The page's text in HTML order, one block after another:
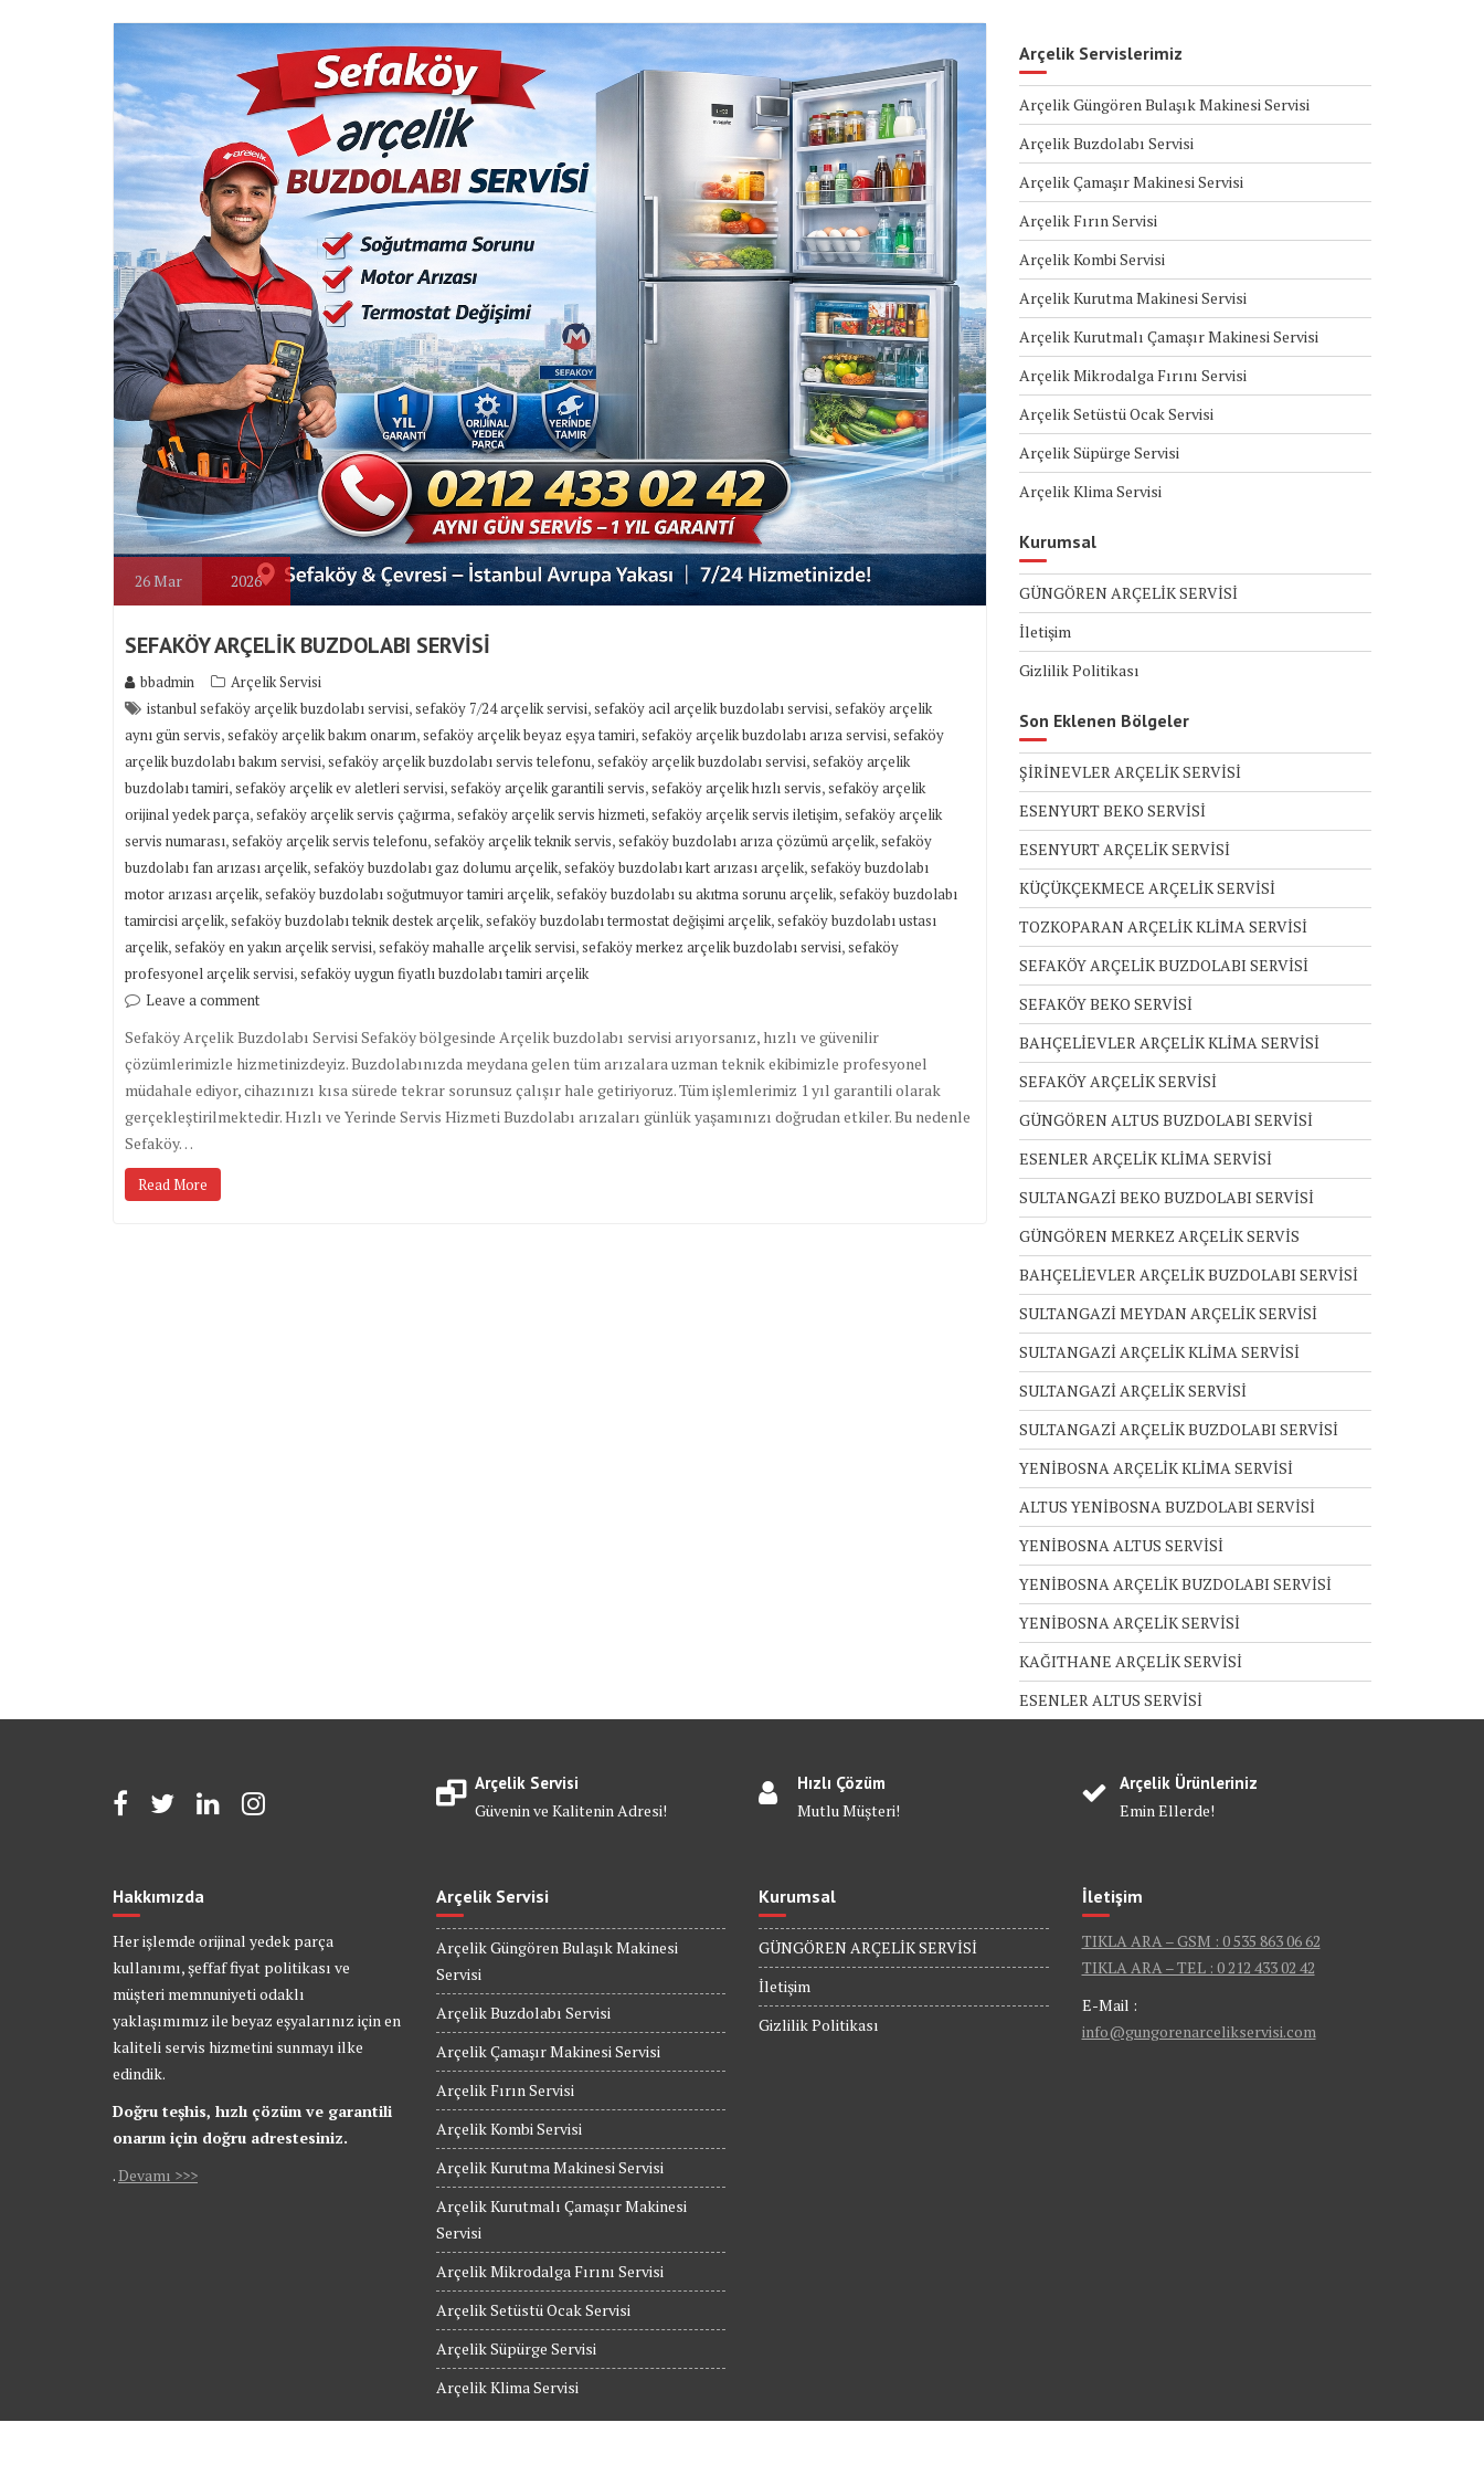
26Mar 2026
SEFAKÖY ARÇELİK BUZDOLABI SERVİSİ
bbadmin
Arçelik Servisi
istanbul sefaköy arçelik buzdolabı servisi,sefaköy 7/24 arçelik servisi,sefaköy acil arçelik buzdolabı servisi,sefaköy arçelik
aynı gün servis,sefaköy arçelik bakım onarım,sefaköy arçelik beyaz eşya tamiri,sefaköy arçelik buzdolabı arıza servisi,sefaköy
arçelik buzdolabı bakım servisi,sefaköy arçelik buzdolabı servis telefonu,sefaköy arçelik buzdolabı servisi,sefaköy arçelik
buzdolabı tamiri,sefaköy arçelik ev aletleri servisi,sefaköy arçelik garantili servis,sefaköy arçelik hızlı servis,sefaköy arçelik
orijinal yedek parça,sefaköy arçelik servis çağırma,sefaköy arçelik servis hizmeti,sefaköy arçelik servis iletişim,sefaköy arçelik
servis numarası,sefaköy arçelik servis telefonu,sefaköy arçelik teknik servis,sefaköy buzdolabı arıza çözümü arçelik,sefaköy
buzdolabı fan arızası arçelik,sefaköy buzdolabı gaz dolumu arçelik,sefaköy buzdolabı kart arızası arçelik,sefaköy buzdolabı
motor arızası arçelik,sefaköy buzdolabı soğutmuyor tamiri arçelik,sefaköy buzdolabı su akıtma sorunu arçelik,sefaköy buzdolabı
tamircisi arçelik,sefaköy buzdolabı teknik destek arçelik,sefaköy buzdolabı termostat değişimi arçelik,sefaköy buzdolabı ustası
arçelik,sefaköy en yakın arçelik servisi,sefaköy mahalle arçelik servisi,sefaköy merkez arçelik buzdolabı servisi,sefaköy
profesyonel arçelik servisi,sefaköy uygun fiyatlı buzdolabı tamiri arçelik
Leave a comment
Sefaköy Arçelik Buzdolabı Servisi Sefaköy bölgesinde Arçelik buzdolabı servisi arıyorsanız, hızlı ve güvenilir
çözümlerimizle hizmetinizdeyiz. Buzdolabınızda meydana gelen tüm arızalara uzman teknik ekibimizle profesyonel
müdahale ediyor, cihazınızı kısa sürede tekrar sorunsuz çalışır hale getiriyoruz. Tüm işlemlerimiz 1 yıl garantili olarak
gerçekleştirilmektedir. Hızlı ve Yerinde Servis Hizmeti Buzdolabı arızaları günlük yaşamınızı doğrudan etkiler. Bu nedenle
Sefaköy…
Read More
Arçelik Servislerimiz
Arçelik Güngören Bulaşık Makinesi Servisi
Arçelik Buzdolabı Servisi
Arçelik Çamaşır Makinesi Servisi
Arçelik Fırın Servisi
Arçelik Kombi Servisi
Arçelik Kurutma Makinesi Servisi
Arçelik Kurutmalı Çamaşır Makinesi Servisi
Arçelik Mikrodalga Fırını Servisi
Arçelik Setüstü Ocak Servisi
Arçelik Süpürge Servisi
Arçelik Klima Servisi
Kurumsal
GÜNGÖREN ARÇELİK SERVİSİ
İletişim
Gizlilik Politikası
Son Eklenen Bölgeler
ŞİRİNEVLER ARÇELİK SERVİSİ
ESENYURT BEKO SERVİSİ
ESENYURT ARÇELİK SERVİSİ
KÜÇÜKÇEKMECE ARÇELİK SERVİSİ
TOZKOPARAN ARÇELİK KLİMA SERVİSİ
SEFAKÖY ARÇELİK BUZDOLABI SERVİSİ
SEFAKÖY BEKO SERVİSİ
BAHÇELİEVLER ARÇELİK KLİMA SERVİSİ
SEFAKÖY ARÇELİK SERVİSİ
GÜNGÖREN ALTUS BUZDOLABI SERVİSİ
ESENLER ARÇELİK KLİMA SERVİSİ
SULTANGAZİ BEKO BUZDOLABI SERVİSİ
GÜNGÖREN MERKEZ ARÇELİK SERVİS
BAHÇELİEVLER ARÇELİK BUZDOLABI SERVİSİ
SULTANGAZİ MEYDAN ARÇELİK SERVİSİ
SULTANGAZİ ARÇELİK KLİMA SERVİSİ
SULTANGAZİ ARÇELİK SERVİSİ
SULTANGAZİ ARÇELİK BUZDOLABI SERVİSİ
YENİBOSNA ARÇELİK KLİMA SERVİSİ
ALTUS YENİBOSNA BUZDOLABI SERVİSİ
YENİBOSNA ALTUS SERVİSİ
YENİBOSNA ARÇELİK BUZDOLABI SERVİSİ
YENİBOSNA ARÇELİK SERVİSİ
KAĞITHANE ARÇELİK SERVİSİ
ESENLER ALTUS SERVİSİ
Arçelik Servisi
Güvenin ve Kalitenin Adresi!
Hızlı Çözüm
Mutlu Müşteri!
Arçelik Ürünleriniz
Emin Ellerde!
Hakkımızda
Her işlemde orijinal yedek parça
kullanımı, şeffaf fiyat politikası ve
müşteri memnuniyeti odaklı
yaklaşımımız ile beyaz eşyalarınız için en
kaliteli servis hizmetini sunmayı ilke
edindik.
Doğru teşhis, hızlı çözüm ve garantili
onarım için doğru adrestesiniz.
.Devamı >>>
Arçelik Servisi
Arçelik Güngören Bulaşık Makinesi
Servisi
Arçelik Buzdolabı Servisi
Arçelik Çamaşır Makinesi Servisi
Arçelik Fırın Servisi
Arçelik Kombi Servisi
Arçelik Kurutma Makinesi Servisi
Arçelik Kurutmalı Çamaşır Makinesi
Servisi
Arçelik Mikrodalga Fırını Servisi
Arçelik Setüstü Ocak Servisi
Arçelik Süpürge Servisi
Arçelik Klima Servisi
Kurumsal
GÜNGÖREN ARÇELİK SERVİSİ
İletişim
Gizlilik Politikası
İletişim
TIKLA ARA – GSM : 0 535 863 06 62
TIKLA ARA – TEL : 0 212 433 02 42
E-Mail :
info@gungorenarcelikservisi.com